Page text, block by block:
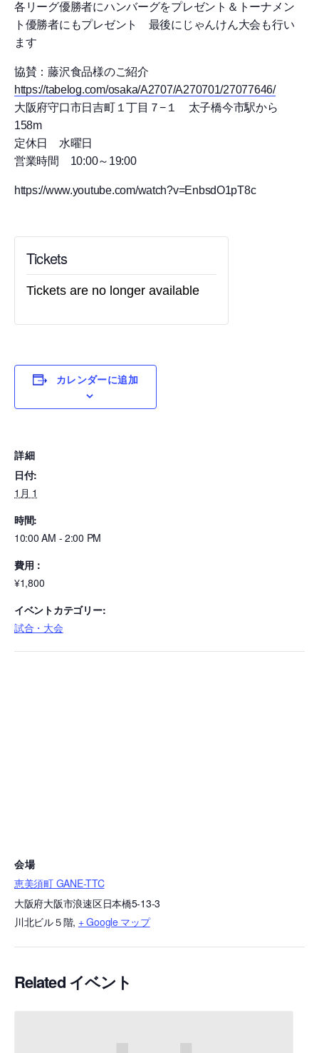
各リーグ優勝者にハンバーグをプレゼント＆トーナメン
ト優勝者にもプレゼント 最後にじゃんけん大会も行い
ます
協賛：藤沢食品様のご紹介
https://tabelog.com/osaka/A2707/A270701/27077646/
大阪府守口市日吉町１丁目７−１ 太子橋今市駅から
158m
定休日 水曜日
営業時間 10:00～19:00
https://www.youtube.com/watch?v=EnbsdO1pT8c
Tickets
Tickets are no longer available
カレンダーに追加
詳細
日付:
1月 1
時間:
10:00 AM - 2:00 PM
費用：
¥1,800
イベントカテゴリー:
試合・大会
会場
恵美須町 GANE-TTC
大阪府大阪市浪速区日本橋5-13-3
川北ビル５階, + Google マップ
Related イベント